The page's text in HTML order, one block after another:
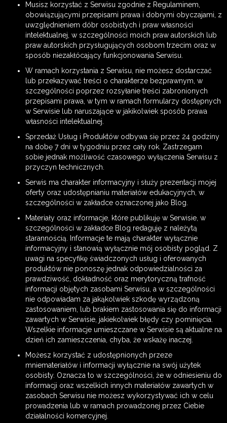
Musisz korzystać z Serwisu zgodnie z Regulaminem,
obowiązującymi przepisami prawa i dobrymi obyczajami, z
uwzględnieniem dóbr osobistych i praw własności
intelektualnej, w szczególności moich praw autorskich lub
praw autorskich przysługujących osobom trzecim oraz w
sposób niezakłócający funkcjonowania Serwisu.
W ramach korzystania z Serwisu, nie możesz dostarczać
lub przekazywać treści o charakterze bezprawnym, w
szczególności poprzez rozsyłanie treści zabronionych
przepisami prawa, w tym w ramach formularzy dostępnych
w Serwisie lub naruszające w jakikolwiek sposób prawa
własności intelektualnej.
Sprzedaż Usług i Produktów odbywa się przez 24 godziny
na dobę 7 dni w tygodniu przez cały rok. Zastrzegam
sobie jednak możliwość czasowego wyłączenia Serwisu z
przyczyn technicznych.
Serwis ma charakter informacyjny i służy prezentacji mojej
oferty oraz udostępnianiu materiałów edukacyjnych, w
szczególności w zakładce oznaczonej jako Blog.
Materiały oraz informacje, które publikuję w Serwisie, w
szczególności w zakładce Blog redaguję z należytą
starannością. Informacje te mają charakter wyłącznie
informacyjny i stanowią wyłącznie mój osobisty pogląd. Z
uwagi na specyfikę świadczonych usług i oferowanych
produktów nie ponoszę jednak odpowiedzialności za
prawdziwość, dokładność oraz merytoryczną trafność
informacji objętych zasobami Serwisu, a w szczególności
nie odpowiadam za jakąkolwiek szkodę wyrządzoną
zastosowaniem, lub brakiem zastosowania się do informacji
zawartych w Serwisie, jakiekolwiek błędy czy pominięcia.
Wszelkie informacje umieszczane w Serwisie są aktualne na
dzień ich zamieszczenia, chyba, że wskażę inaczej.
Możesz korzystać z udostępnionych przeze
mniemateriałów i informacji wyłącznie na swój użytek
osobisty. Oznacza to w szczególności, że w odniesieniu do
informacji oraz wszelkich innych materiałów zawartych w
zasobach Serwisu nie możesz wykorzystywać ich w celu
prowadzenia lub w ramach prowadzonej przez Ciebie
działalności komercyjnej.